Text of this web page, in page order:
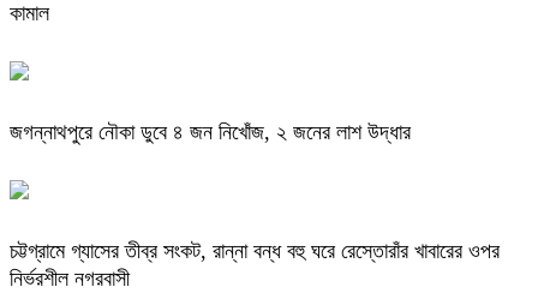
কামাল
জগন্নাথপুরে নৌকা ডুবে ৪ জন নিখোঁজ, ২ জনের লাশ উদ্ধার
চট্টগ্রামে গ্যাসের তীব্র সংকট, রান্না বন্ধ বহু ঘরে রেস্তোরাঁর খাবারের ওপর
নির্ভরশীল নগরবাসী